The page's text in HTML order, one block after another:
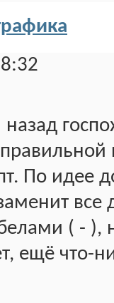
назад
По идее
( - ),
ещё что-